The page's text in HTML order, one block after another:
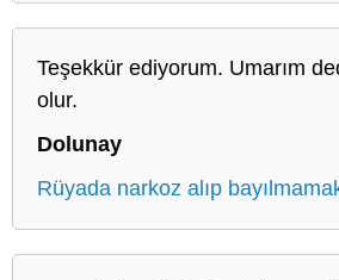
Teşekkür ediyorum. Umarım
olur.
Dolunay
Rüyada narkoz alıp